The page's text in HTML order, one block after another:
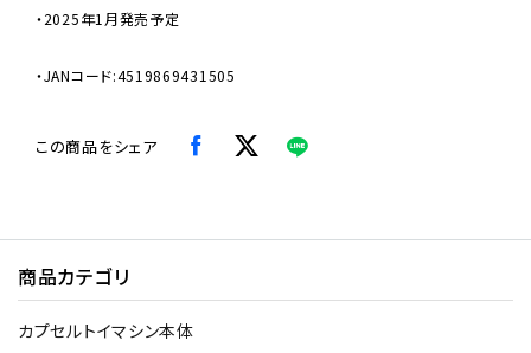
・2025年1月発売予定
・JANコード:4519869431505
この商品をシェア
商品カテゴリ
カプセルトイマシン本体